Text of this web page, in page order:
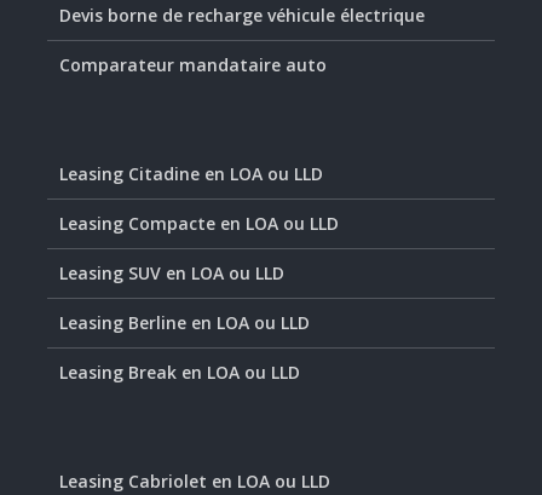
Devis borne de recharge véhicule électrique
Comparateur mandataire auto
Leasing Citadine en LOA ou LLD
Leasing Compacte en LOA ou LLD
Leasing SUV en LOA ou LLD
Leasing Berline en LOA ou LLD
Leasing Break en LOA ou LLD
Leasing Cabriolet en LOA ou LLD